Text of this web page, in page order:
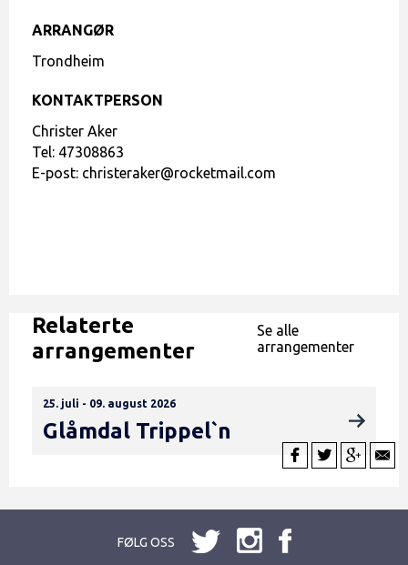
ARRANGØR
Trondheim
KONTAKTPERSON
Christer Aker
Tel: 47308863
E-post: christeraker@rocketmail.com
Relaterte
arrangementer
Se alle
arrangementer
25. juli - 09. august 2026
Glåmdal Trippel`n
FØLG OSS